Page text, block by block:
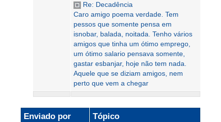
Re: Decadência
Caro amigo poema verdade. Tem
pessos que somente pensa em
isnobar, balada, noitada. Tenho vários
amigos que tinha um ótimo emprego,
um ótimo salario pensava somente,
gastar esbanjar, hoje não tem nada.
Aquele que se diziam amigos, nem
perto que vem a chegar
Enviado por Tópico